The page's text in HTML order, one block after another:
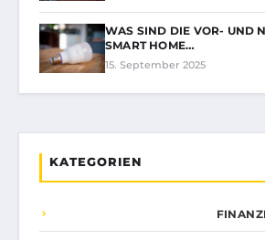
WAS SIND DIE VOR- UND
SMART HOME…
15. September 2025
KATEGORIEN